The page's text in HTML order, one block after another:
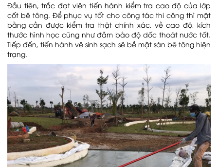
Đầu tiên, trắc đạt viên tiến hành kiểm tra cao độ của lớp
cốt bê tông. Để phục vụ tốt cho công tác thi công thì mặt
bằng cần được kiểm tra thật chính xác, về cao độ, kích
thước hình học cũng như đảm bảo độ dốc thoát nước tốt.
Tiếp đến, tiến hành vệ sinh sạch sẽ bề mặt sàn bê tông hiện
trạng.